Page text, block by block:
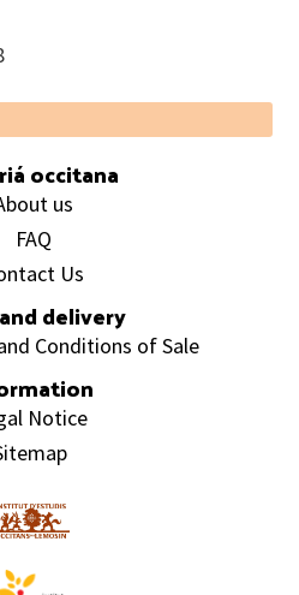
occitana
us
FAQ
Us
delivery
Conditions of Sale
Notice